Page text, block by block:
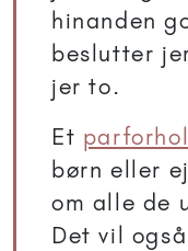
hinanden
beslutter
jer to.
Et
børn eller
om alle de
Det vil